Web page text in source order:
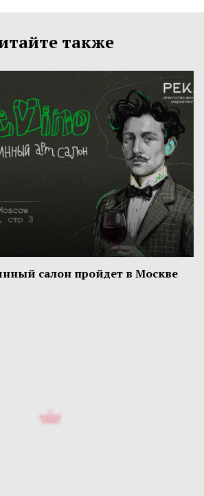
также
салон пройдет в Москве